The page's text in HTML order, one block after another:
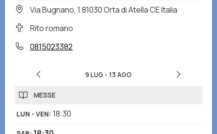
Via Bugnano, 1 81030 Orta di Atella CE Italia
Rito romano
0815023382
9 LUG - 13 AGO
MESSE
LUN - VEN: 18:30